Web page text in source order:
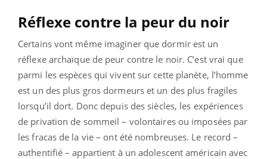
Réflexe contre la peur du noir
Certains vont même imaginer que dormir est un
réflexe archaïque de peur contre le noir. C’est vrai que
parmi les espèces qui vivent sur cette planète, l’homme
est un des plus gros dormeurs et un des plus fragiles
lorsqu’il dort. Donc depuis des siècles, les expériences
de privation de sommeil – volontaires ou imposées par
les fracas de la vie – ont été nombreuses. Le record –
authentifié – appartient à un adolescent américain avec